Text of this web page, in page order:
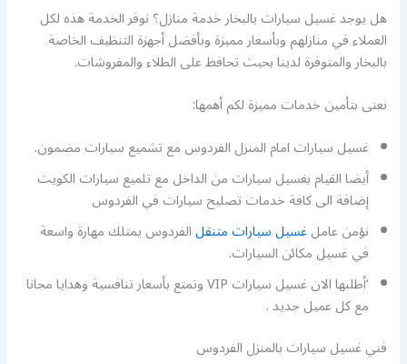
هل يوجد غسيل سيارات بالبخار خدمة منازل؟ نوفر الخدمة هذه لكل
العملاء في منازلهم وبأسعار مميزة وبأفضل أجهزة التنظيف الخاصة
بالبخار والمتوفرة لدينا بحيث تحافظ على الطلاء والمفروشات.
نعنى بتأمين خدمات مميزة لكم أهمها:
غسيل سيارات امام المنزل الفردوس مع تشميع سيارات مضمون.
أيضا القيام بغسيل سيارات من الداخل مع تلميع سيارات الكويت
إضافة الى كافة خدمات تصليح سيارات في الفردوس
نؤمن عاملغسيل سيارات متنقلالفردوس يمتلك مهارة واسعة
في غسيل مكائن السيارات.
‘أطلبها الان غسيل سيارات VIP وتمتع بأسعار تنافسية وهدايا مجانا
مع كل عميل جديد .
فني غسيل سيارات بالمنزل الفردوس